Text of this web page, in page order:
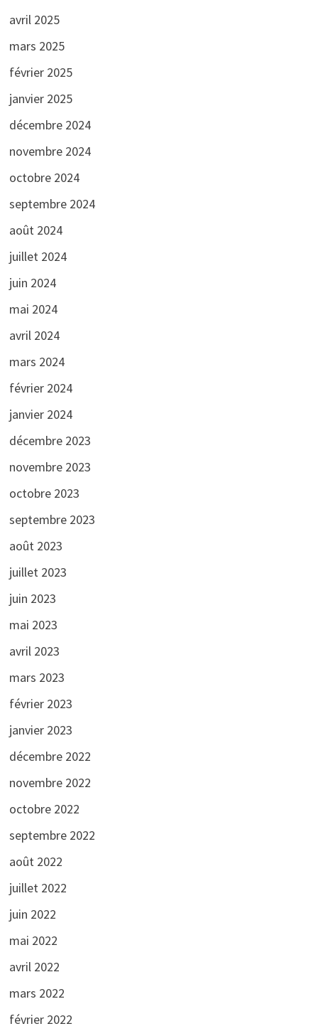
avril 2025
mars 2025
février 2025
janvier 2025
décembre 2024
novembre 2024
octobre 2024
septembre 2024
août 2024
juillet 2024
juin 2024
mai 2024
avril 2024
mars 2024
février 2024
janvier 2024
décembre 2023
novembre 2023
octobre 2023
septembre 2023
août 2023
juillet 2023
juin 2023
mai 2023
avril 2023
mars 2023
février 2023
janvier 2023
décembre 2022
novembre 2022
octobre 2022
septembre 2022
août 2022
juillet 2022
juin 2022
mai 2022
avril 2022
mars 2022
février 2022